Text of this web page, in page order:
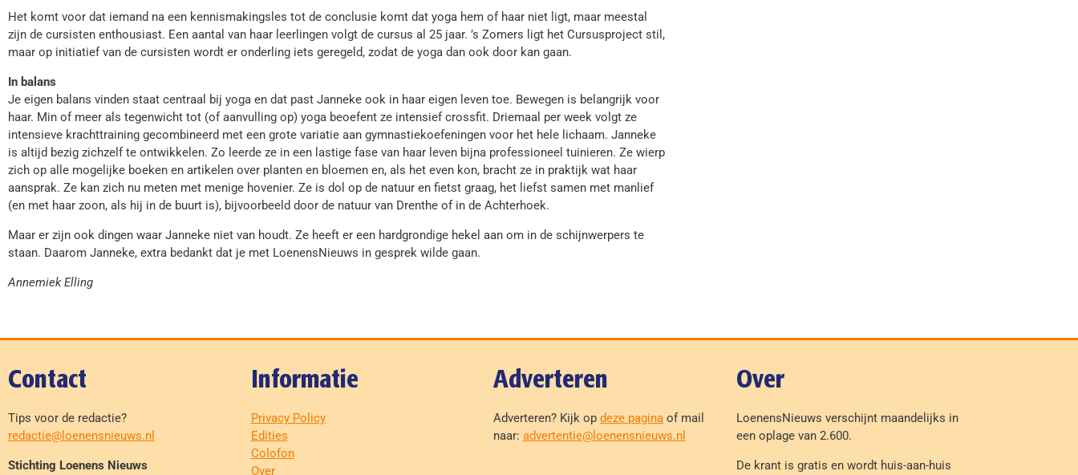
Het komt voor dat iemand na een kennismakingsles tot de conclusie komt dat yoga hem of haar niet ligt, maar meestal
zijn de cursisten enthousiast. Een aantal van haar leerlingen volgt de cursus al 25 jaar. ’s Zomers ligt het Cursusproject stil,
maar op initiatief van de cursisten wordt er onderling iets geregeld, zodat de yoga dan ook door kan gaan.
In balans
Je eigen balans vinden staat centraal bij yoga en dat past Janneke ook in haar eigen leven toe. Bewegen is belangrijk voor
haar. Min of meer als tegenwicht tot (of aanvulling op) yoga beoefent ze intensief crossfit. Driemaal per week volgt ze
intensieve krachttraining gecombineerd met een grote variatie aan gymnastiekoefeningen voor het hele lichaam. Janneke
is altijd bezig zichzelf te ontwikkelen. Zo leerde ze in een lastige fase van haar leven bijna professioneel tuinieren. Ze wierp
zich op alle mogelijke boeken en artikelen over planten en bloemen en, als het even kon, bracht ze in praktijk wat haar
aansprak. Ze kan zich nu meten met menige hovenier. Ze is dol op de natuur en fietst graag, het liefst samen met manlief
(en met haar zoon, als hij in de buurt is), bijvoorbeeld door de natuur van Drenthe of in de Achterhoek.
Maar er zijn ook dingen waar Janneke niet van houdt. Ze heeft er een hardgrondige hekel aan om in de schijnwerpers te
staan. Daarom Janneke, extra bedankt dat je met LoenensNieuws in gesprek wilde gaan.
Annemiek Elling
Contact
Tips voor de redactie?
redactie@loenensnieuws.nl
Stichting Loenens Nieuws
Informatie
Privacy Policy
Edities
Colofon
Over
Adverteren
Adverteren? Kijk op deze pagina of mail
naar: advertentie@loenensnieuws.nl
Over
LoenensNieuws verschijnt maandelijks in
een oplage van 2.600.
De krant is gratis en wordt huis-aan-huis